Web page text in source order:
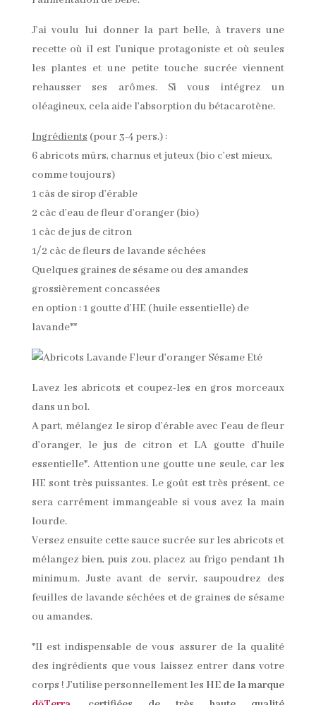
J’ai voulu lui donner la part belle, à travers une
recette où il est l’unique protagoniste et où seules
les plantes et une petite touche sucrée viennent
rehausser ses arômes. Si vous intégrez un
oléagineux, cela aide l’absorption du bétacarotène.
Ingrédients (pour 3-4 pers.) :
6 abricots mûrs, charnus et juteux (bio c’est mieux,
comme toujours)
1 càs de sirop d’érable
2 càc d’eau de fleur d’oranger (bio)
1 càc de jus de citron
1/2 càc de fleurs de lavande séchées
Quelques graines de sésame ou des amandes
grossièrement concassées
en option : 1 goutte d’HE (huile essentielle) de
lavande**
Lavez les abricots et coupez-les en gros morceaux
dans un bol.
A part, mélangez le sirop d’érable avec l’eau de fleur
d’oranger, le jus de citron et LA goutte d’huile
essentielle*. Attention une goutte une seule, car les
HE sont très puissantes. Le goût est très présent, ce
sera carrément immangeable si vous avez la main
lourde.
Versez ensuite cette sauce sucrée sur les abricots et
mélangez bien, puis zou, placez au frigo pendant 1h
minimum. Juste avant de servir, saupoudrez des
feuilles de lavande séchées et de graines de sésame
ou amandes.
*Il est indispensable de vous assurer de la qualité
des ingrédients que vous laissez entrer dans votre
corps ! J’utilise personnellement les HE de la marque